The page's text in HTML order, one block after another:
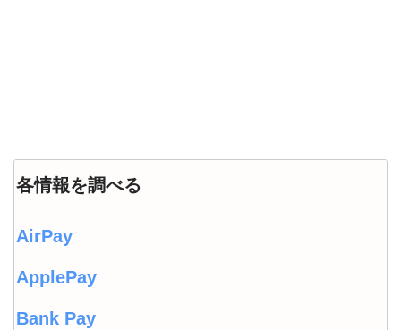
各情報を調べる
AirPay
ApplePay
Bank Pay